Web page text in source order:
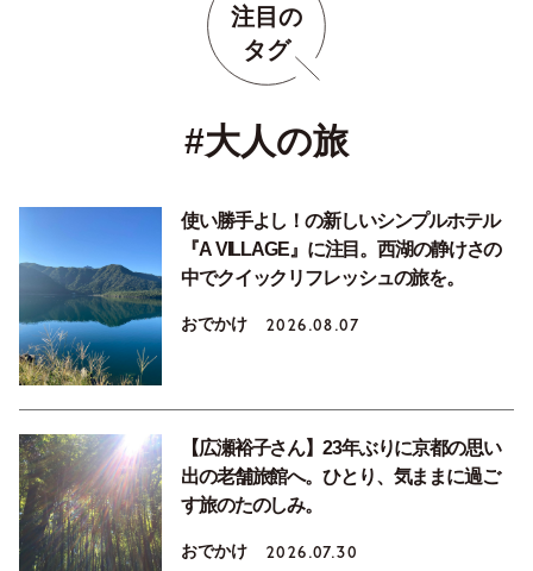
注目の
タグ
#大人の旅
使い勝手よし！の新しいシンプルホテル
『A VILLAGE』に注目。西湖の静けさの
中でクイックリフレッシュの旅を。
おでかけ 2026.08.07
【広瀬裕子さん】23年ぶりに京都の思い
出の老舗旅館へ。ひとり、気ままに過ご
す旅のたのしみ。
おでかけ 2026.07.30